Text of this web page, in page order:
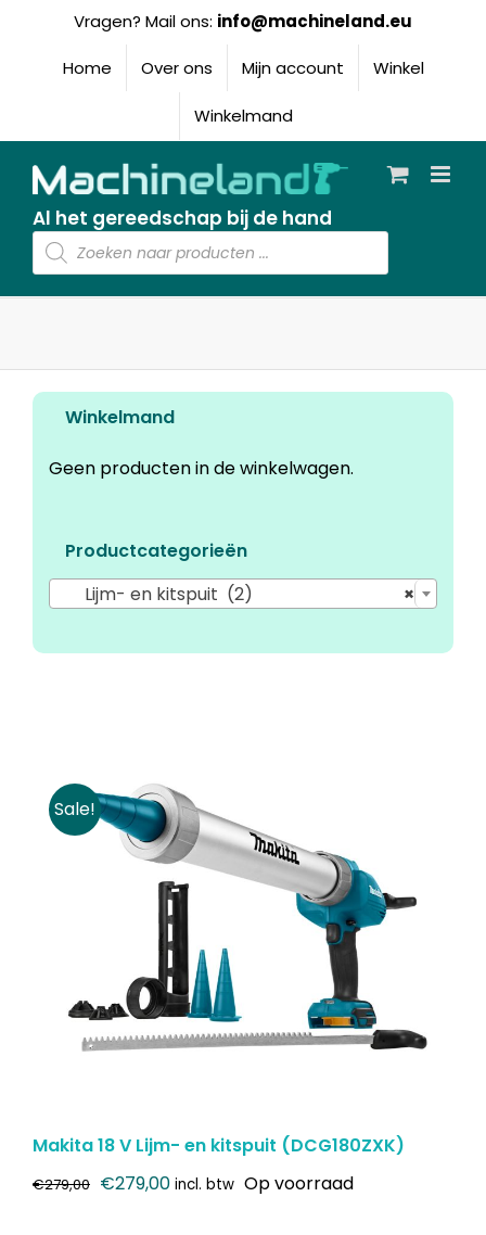
Vragen? Mail ons: info@machineland.eu
Home Over ons Mijn account Winkel
Winkelmand
Al het gereedschap bij de hand
Producten
zoeken
Sale!
Makita 18 V Lijm- en kitspuit (DCG180ZXK)
€279,00 Oorspronkelijke
€279,00Huidige
incl. btw Op voorraad
Winkelmand
Geen producten in de winkelwagen.
Productcategorieën
×
Lijm- en kitspuit (2)